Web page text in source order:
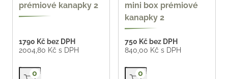
prémiové kanapky 2
1790 Kč bez DPH
2004,80 Kč s DPH
Přidat do košíku
0
mini box prémiové
kanapky 2
750 Kč bez DPH
840,00 Kč s DPH
Přidat do košíku
0